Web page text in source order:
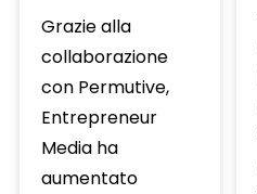
Grazie alla
collaborazione
con Permutive,
Entrepreneur
Media ha
aumentato